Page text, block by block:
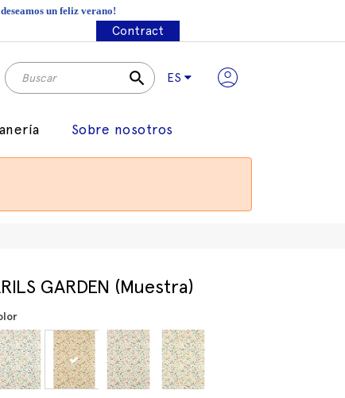
un feliz verano!
Contract
search ES
Sobre nosotros
GARDEN (Muestra)